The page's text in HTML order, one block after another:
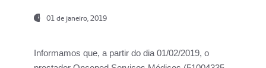
01 de janeiro, 2019
Informamos que, a partir do dia 01/02/2019, o